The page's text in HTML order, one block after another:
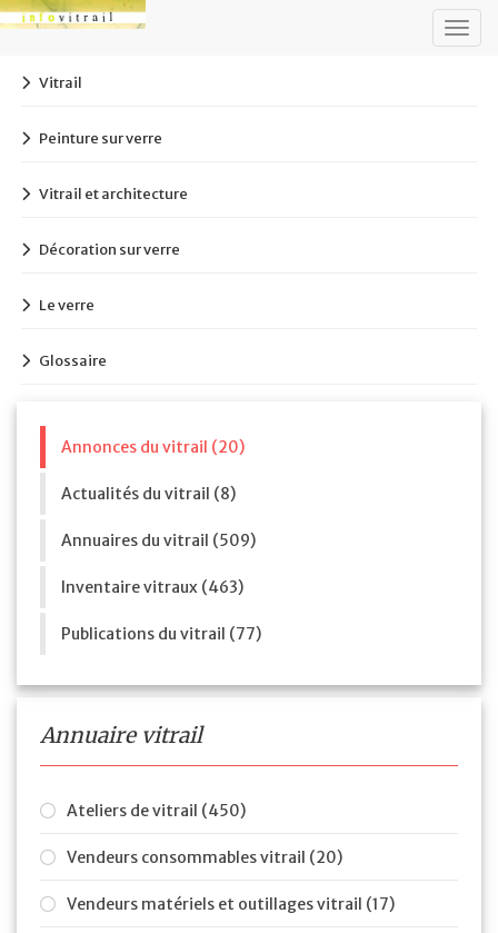
Vitrail
Peinture sur verre
Vitrail et architecture
Décoration sur verre
Le verre
Glossaire
Annonces du vitrail (20)
Actualités du vitrail (8)
Annuaires du vitrail (509)
Inventaire vitraux (463)
Publications du vitrail (77)
Annuaire vitrail
Ateliers de vitrail (450)
Vendeurs consommables vitrail (20)
Vendeurs matériels et outillages vitrail (17)